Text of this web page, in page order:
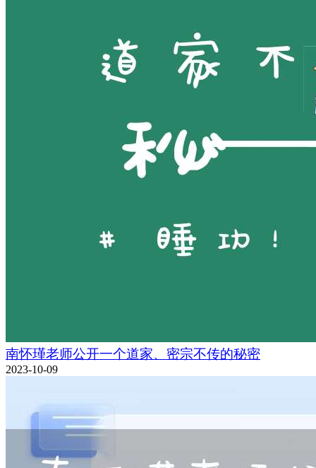
南怀瑾老师公开一个道家、密宗不传的秘密
2023-10-09